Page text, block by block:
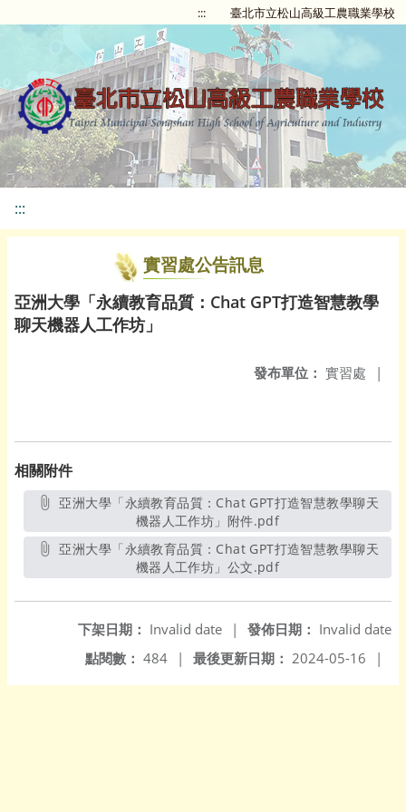
::: 臺北市立松山高級工農職業學校
:::
實習處公告訊息
亞洲大學「永續教育品質：Chat GPT打造智慧教學
聊天機器人工作坊」
發布單位： 實習處 |
相關附件
亞洲大學「永續教育品質：Chat GPT打造智慧教學聊天
機器人工作坊」附件.pdf另開新視窗
亞洲大學「永續教育品質：Chat GPT打造智慧教學聊天
機器人工作坊」公文.pdf另開新視窗
發佈日期： Invalid date
下架日期： Invalid date
|
最後更新日期： 2024-05-16 |
點閱數： 484 |